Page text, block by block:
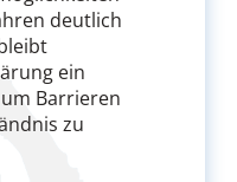
deutlich
ein
Barrieren
zu